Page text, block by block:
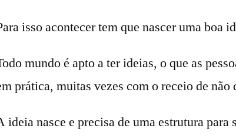
isso acontecer tem que nascer uma boa
mundo é apto a ter ideias, o que as
prática, muitas vezes com o receio de não
ideia nasce e precisa de uma estrutura